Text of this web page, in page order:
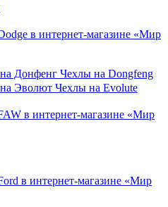
Чехлы на Dongfeng
Чехлы на Evolute